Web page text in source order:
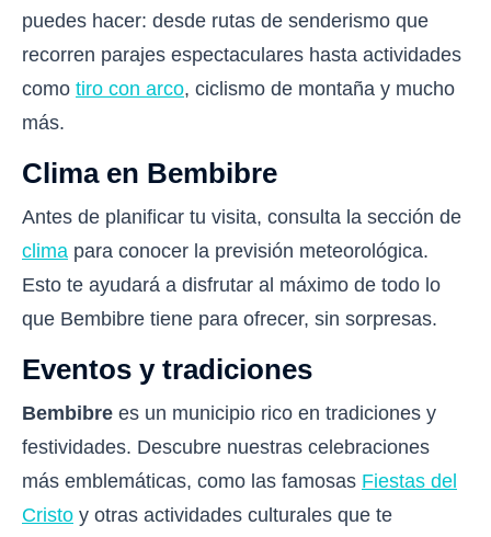
puedes hacer: desde rutas de senderismo que
recorren parajes espectaculares hasta actividades
como tiro con arco, ciclismo de montaña y mucho
más.
Clima en Bembibre
Antes de planificar tu visita, consulta la sección de
clima para conocer la previsión meteorológica.
Esto te ayudará a disfrutar al máximo de todo lo
que Bembibre tiene para ofrecer, sin sorpresas.
Eventos y tradiciones
Bembibre es un municipio rico en tradiciones y
festividades. Descubre nuestras celebraciones
más emblemáticas, como las famosas Fiestas del
Cristo y otras actividades culturales que te